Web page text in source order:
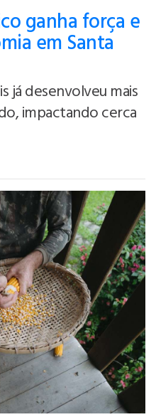
ganha força e
em Santa
já desenvolveu mais
impactando cerca